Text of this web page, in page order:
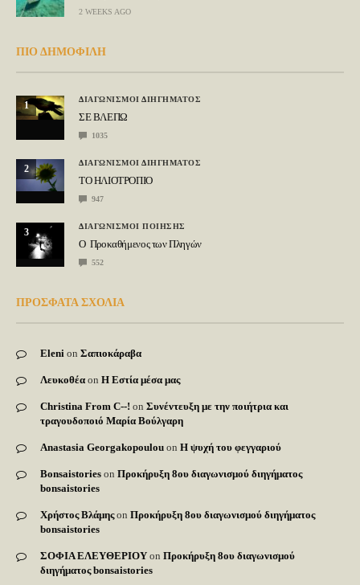
2 WEEKS AGO
ΠΙΟ ΔΗΜΟΦΙΛΗ
1
ΔΙΑΓΩΝΙΣΜΟΙ ΔΙΗΓΗΜΑΤΟΣ
ΣΕ ΒΛΕΠΩ
1035
2
ΔΙΑΓΩΝΙΣΜΟΙ ΔΙΗΓΗΜΑΤΟΣ
ΤΟ ΗΛΙΟΤΡΟΠΙΟ
947
3
ΔΙΑΓΩΝΙΣΜΟΙ ΠΟΙΗΣΗΣ
Ο Προκαθήμενος των Πληγών
552
ΠΡΟΣΦΑΤΑ ΣΧΟΛΙΑ
Eleni on Σαπιοκάραβα
Λευκοθέα on Η Εστία μέσα μας
Christina From C--! on Συνέντευξη με την ποιήτρια και
τραγουδοποιό Μαρία Βούλγαρη
Anastasia Georgakopoulou on Η ψυχή του φεγγαριού
Bonsaistories on Προκήρυξη 8ου διαγωνισμού διηγήματος
bonsaistories
Χρήστος Βλάμηςon Προκήρυξη 8ου διαγωνισμού διηγήματος
bonsaistories
ΣΟΦΙΑ ΕΛΕΥΘΕΡΙΟΥ on Προκήρυξη 8ου διαγωνισμού
διηγήματος bonsaistories